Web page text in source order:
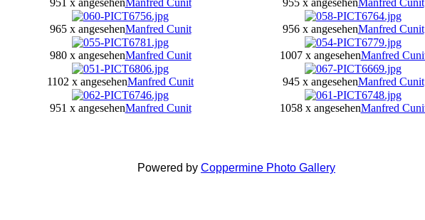
951 x angesehenManfred Cunit 955 x angesehenManfred Cunit
965 x angesehenManfred Cunit 956 x angesehenManfred Cunit
980 x angesehenManfred Cunit 1007 x angesehenManfred
1102 x angesehenManfred Cunit 945 x angesehenManfred Cunit
951 x angesehenManfred Cunit 1058 x angesehenManfred
Powered by Coppermine Photo Gallery